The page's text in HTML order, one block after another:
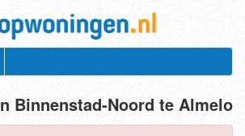
Binnenstad-Noord te Almelo